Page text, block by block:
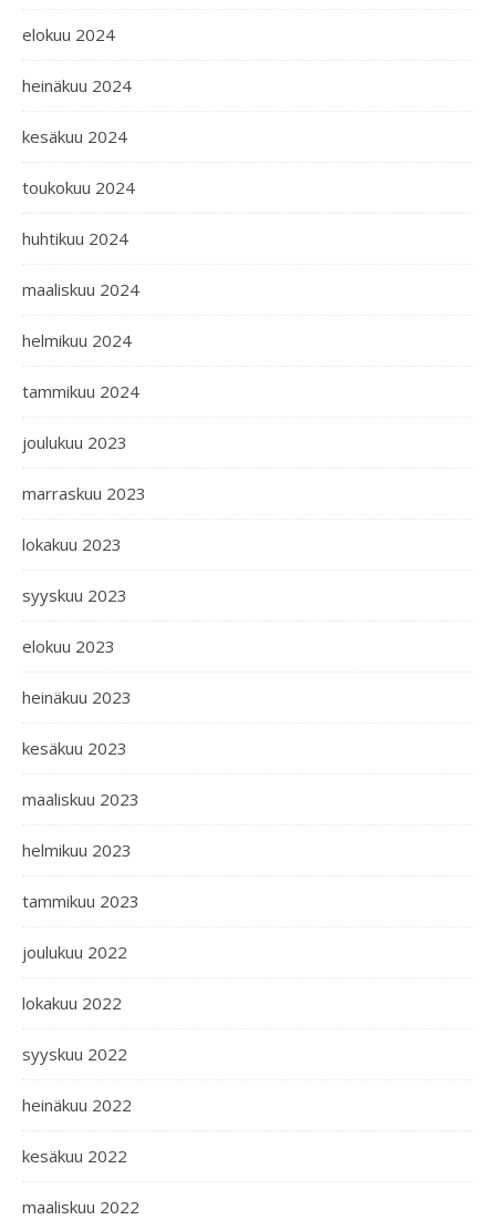
elokuu 2024
heinäkuu 2024
kesäkuu 2024
toukokuu 2024
huhtikuu 2024
maaliskuu 2024
helmikuu 2024
tammikuu 2024
joulukuu 2023
marraskuu 2023
lokakuu 2023
syyskuu 2023
elokuu 2023
heinäkuu 2023
kesäkuu 2023
maaliskuu 2023
helmikuu 2023
tammikuu 2023
joulukuu 2022
lokakuu 2022
syyskuu 2022
heinäkuu 2022
kesäkuu 2022
maaliskuu 2022